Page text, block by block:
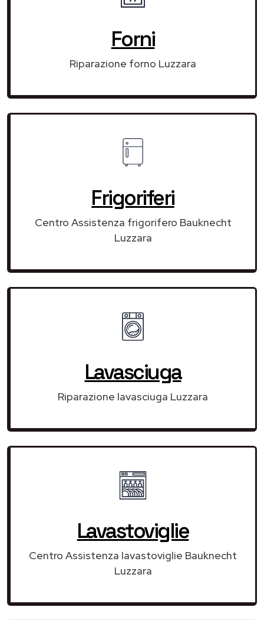
Forni
Riparazione forno Luzzara
Frigoriferi
Centro Assistenza frigorifero Bauknecht
Luzzara
Lavasciuga
Riparazione lavasciuga Luzzara
Lavastoviglie
Centro Assistenza lavastoviglie Bauknecht
Luzzara